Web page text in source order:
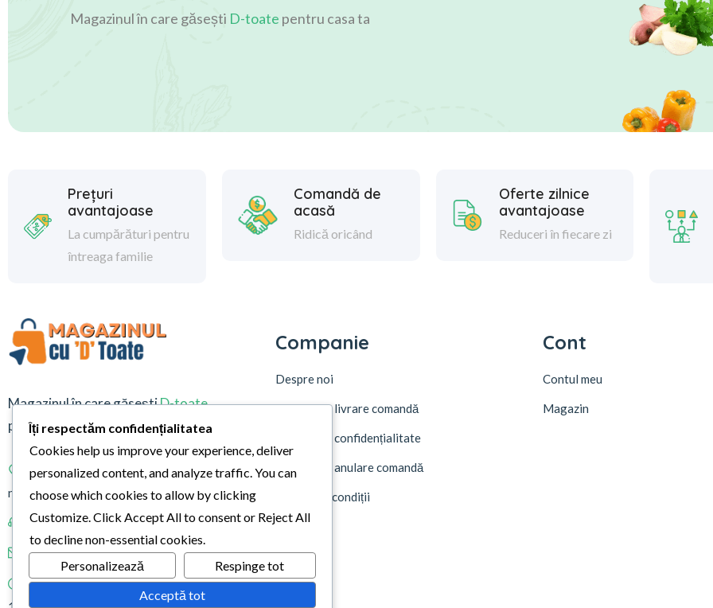
Magazinul în care găsești D-toate pentru casa ta
Prețuri
avantajoase
La cumpărături pentru
întreaga familie
Comandă de
acasă
Ridică oricând
Oferte zilnice
avantajoase
Reduceri în fiecare zi
Magazinul în care găseștiD-toate
pentru casa ta
AddressSat Racovița, strada Principală,
nr. 393, Dâmbovița
Call Us 0723837294
Emailoava007@gmail.com
OrarLuni - Sambata : 08:00-13:00;
Companie
Despre noi
Politica de livrare comandă
Politica de confidențialitate
Politica de anulare comandă
Termeni și condiții
Contact
Cont
Contul meu
Magazin
Îți respectăm confidențialitatea
Cookies help us improve your experience, deliver
personalized content, and analyze traffic. You can
choose which cookies to allow by clicking
Customize. Click Accept Allto consent or Reject All
to decline non-essential cookies.
Personalizează
Respinge tot
Acceptă tot